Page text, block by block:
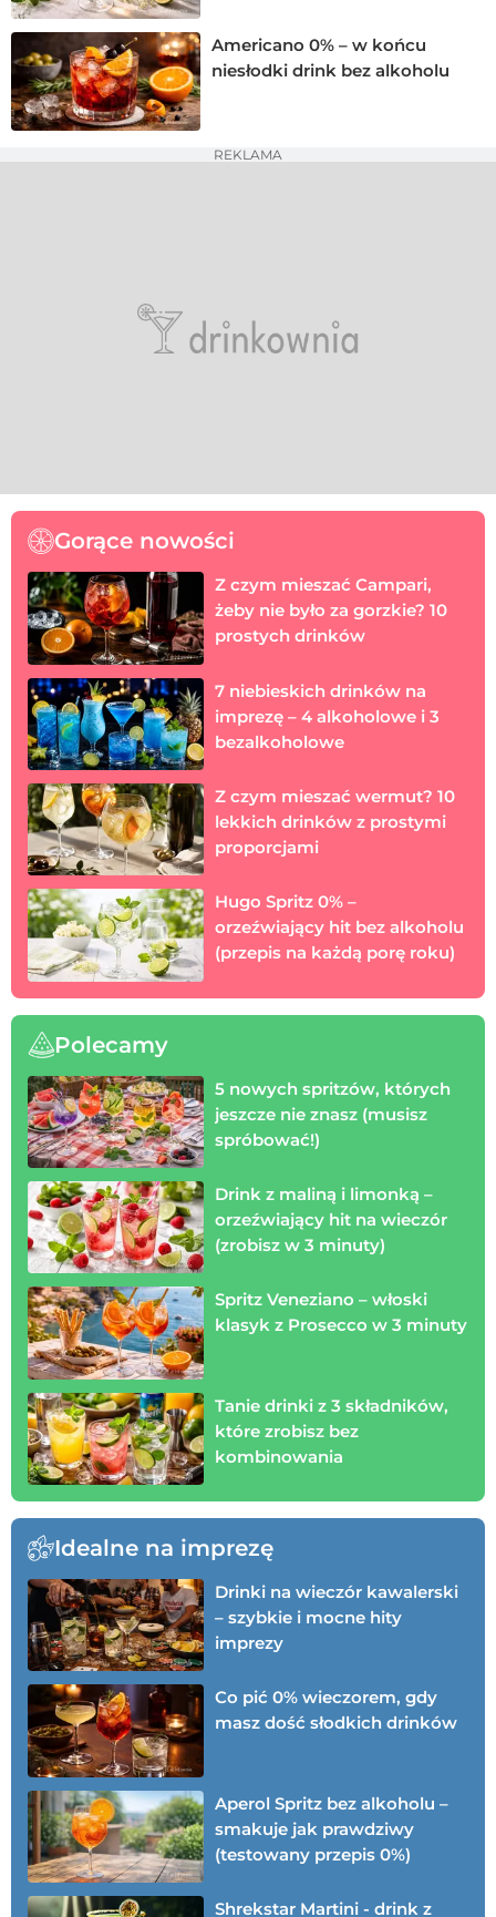
Americano 0% – w końcu
niesłodki drink bez alkoholu
REKLAMA
Gorące nowości
Z czym mieszać Campari,
żeby nie było za gorzkie? 10
prostych drinków
7 niebieskich drinków na
imprezę – 4 alkoholowe i 3
bezalkoholowe
Z czym mieszać wermut? 10
lekkich drinków z prostymi
proporcjami
Hugo Spritz 0% –
orzeźwiający hit bez alkoholu
(przepis na każdą porę roku)
Polecamy
5 nowych spritzów, których
jeszcze nie znasz (musisz
spróbować!)
Drink z maliną i limonką –
orzeźwiający hit na wieczór
(zrobisz w 3 minuty)
Spritz Veneziano – włoski
klasyk z Prosecco w 3 minuty
Tanie drinki z 3 składników,
które zrobisz bez
kombinowania
Idealne na imprezę
Drinki na wieczór kawalerski
– szybkie i mocne hity
imprezy
Co pić 0% wieczorem, gdy
masz dość słodkich drinków
Aperol Spritz bez alkoholu –
smakuje jak prawdziwy
(testowany przepis 0%)
Shrekstar Martini - drink z